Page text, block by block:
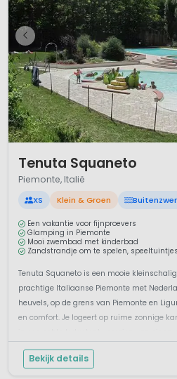
Tenuta Squaneto
Piemonte, Italië
XS Klein & Groen
Een vakantie voor fijnproevers
Glamping in Piemonte
Mooi zwembad met kinderbad
Zandstrandje om te spelen, speeltuintjes
Tenuta Squaneto is een mooie
prachtige Italiaanse Piemonte met
heuvels, op de grens van Piemonte en
en comfort. Je logeert op ruime zonnige
Bekijk details